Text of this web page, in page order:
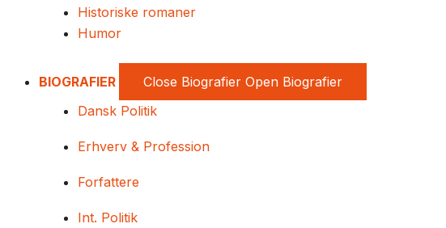
Historiske romaner
Humor
BIOGRAFIER Close Biografier Open Biografier
Dansk Politik
Erhverv & Profession
Forfattere
Int. Politik